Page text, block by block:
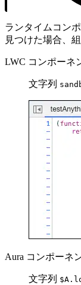
ランタイムコン
見つけた場合、
LWC コンポーネ
文字列
Aura コンポーネ
文字列